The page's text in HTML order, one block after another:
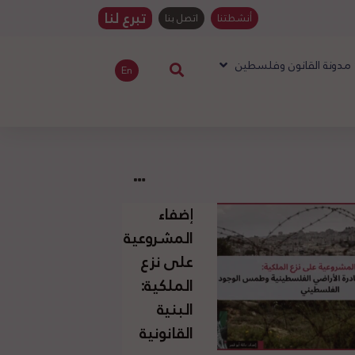
أنشطتنا اتصل بنا تبرع لنا
مدونة القانون وفلسطين En
إضفاء
المشروعية
على نزع
الملكية:
البنية
القانونية